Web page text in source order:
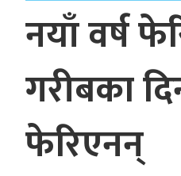
नयाँ वर्ष
गरीबका
फेरिएनन्